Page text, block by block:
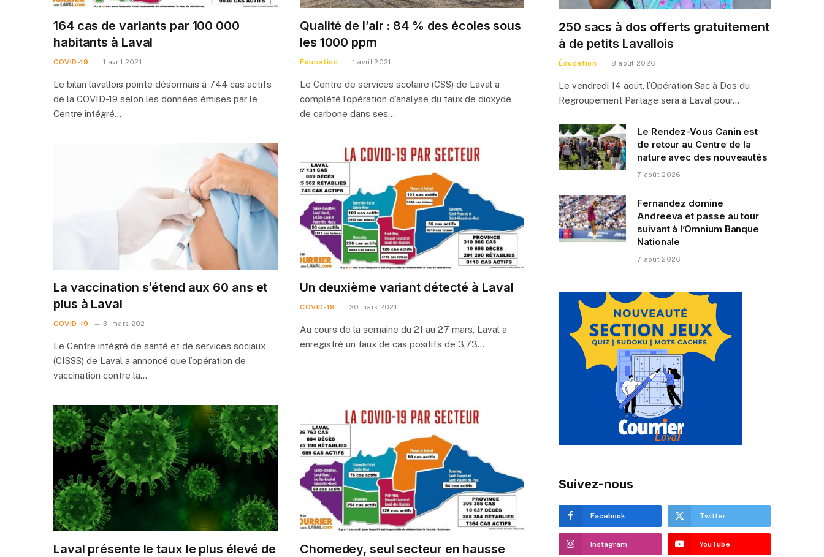
164 cas de variants par 100 000
habitants à Laval
COVID-19 1 avril 2021
Le bilan lavallois pointe désormais à 744 cas actifs
de la COVID-19 selon les données émises par le
Centre intégré…
Qualité de l’air : 84 % des écoles sous
les 1000 ppm
Éducation 1 avril 2021
Le Centre de services scolaire (CSS) de Laval a
complété l’opération d’analyse du taux de dioxyde
de carbone dans ses…
La vaccination s’étend aux 60 ans et
plus à Laval
COVID-19 31 mars 2021
Le Centre intégré de santé et de services sociaux
(CISSS) de Laval a annoncé que l’opération de
vaccination contre la…
Un deuxième variant détecté à Laval
COVID-19 30 mars 2021
Au cours de la semaine du 21 au 27 mars, Laval a
enregistré un taux de cas positifs de 3,73…
Laval présente le taux le plus élevé de
Chomedey, seul secteur en hausse
250 sacs à dos offerts gratuitement
à de petits Lavallois
Éducation 8 août 2026
Le vendredi 14 août, l’Opération Sac à Dos du
Regroupement Partage sera à Laval pour…
Le Rendez-Vous Canin est
de retour au Centre de la
nature avec des nouveautés
7 août 2026
Fernandez domine
Andreeva et passe au tour
suivant à l’Omnium Banque
Nationale
7 août 2026
Suivez-nous
Facebook Twitter
Instagram YouTube